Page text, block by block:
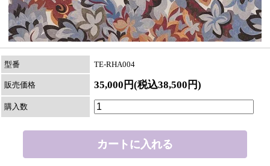
型番 TE-RHA004
販売価格 35,000円(税込38,500円)
購入数